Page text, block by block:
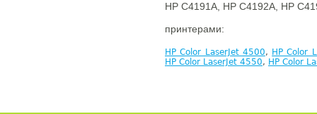
HP C4191A, HP C4192A, HP
принтерами:
HP Color LaserJet 4500, HP Color
HP Color LaserJet 4550, HP Color